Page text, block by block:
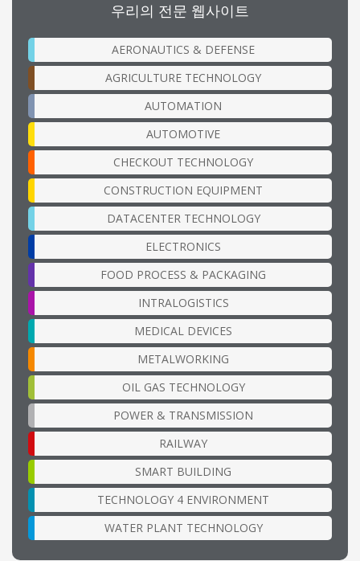
우리의 전문 웹사이트
AERONAUTICS & DEFENSE
AGRICULTURE TECHNOLOGY
AUTOMATION
AUTOMOTIVE
CHECKOUT TECHNOLOGY
CONSTRUCTION EQUIPMENT
DATACENTER TECHNOLOGY
ELECTRONICS
FOOD PROCESS & PACKAGING
INTRALOGISTICS
MEDICAL DEVICES
METALWORKING
OIL GAS TECHNOLOGY
POWER & TRANSMISSION
RAILWAY
SMART BUILDING
TECHNOLOGY 4 ENVIRONMENT
WATER PLANT TECHNOLOGY